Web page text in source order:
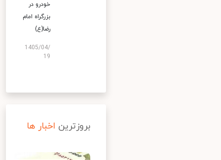
خودرو در
بزرگراه امام
رضا(ع)
1405/04/
19
بروزترین اخبار ها